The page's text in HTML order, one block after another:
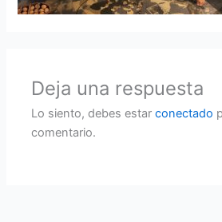
Deja una respuesta
Lo siento, debes estarconectado
comentario.